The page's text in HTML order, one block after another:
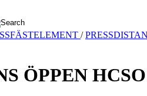
/
ÖPPEN